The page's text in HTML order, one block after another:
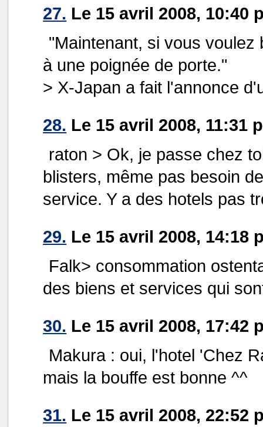
27. Le 15 avril 2008, 10:40
"Maintenant, si vous
à une poignée de porte."
> X-Japan a fait l'annonce
28. Le 15 avril 2008, 11:31
raton > Ok, je passe chez
blisters, même pas besoin
service. Y a des hotels pas
29. Le 15 avril 2008, 14:18
Falk> consommation
des biens et services qui
30. Le 15 avril 2008, 17:42
Makura : oui, l'hotel 'Chez
mais la bouffe est bonne ^^
31. Le 15 avril 2008, 22:52